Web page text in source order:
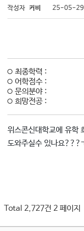
작성자 커비 25-05-29
최종학력 :
어학점수 :
문의분야 :
희망전공 :
위스콘신대학교에 유학
도와주실수 있나요???
Total 2,727건 2 페이지